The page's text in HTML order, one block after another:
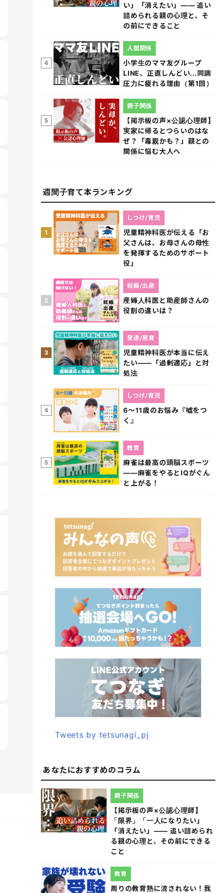
い」「消えたい」―― 追い
詰められる親の心理と、そ
の前にできること
4
小学生のママ友グループ
LINE、正直しんどい...同調
圧力に疲れる理由（第1回）
人間関係
5
【掲示板の声×公認心理師】
実家に帰るとつらいのはな
ぜ？「毒親かも？」親との
関係に悩む大人へ
親子関係
週間子育て本ランキング
1
児童精神科医が伝える「お
父さんは、お母さんの母性
を発揮するためのサポート
役」
しつけ/育児
2
産婦人科医と助産師さんの
役割の違いは？
妊娠/出産
3
児童精神科医が本当に伝え
たい――「過剰適応」と対
処法
発達/発育
4
6～11歳のお悩み『嘘をつ
く』
しつけ/育児
5
麻雀は最高の頭脳スポーツ
――麻雀をやるとIQがぐん
と上がる！
教育
Tweets by tetsunagi_pj
あなたにおすすめのコラム
【掲示板の声×公認心理師】
「限界」「一人になりたい」
「消えたい」―― 追い詰められ
る親の心理と、その前にできる
こと
親子関係
周りの教育熱に流されない！我
教育